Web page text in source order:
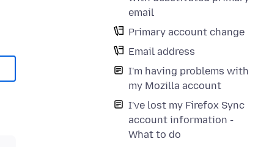
email
Primary account change
Email address
I'm having problems with
my Mozilla account
I've lost my Firefox Sync
account information -
What to do